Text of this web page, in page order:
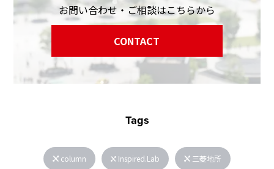
お問い合わせ・ご相談はこちらから
CONTACT
Tags
column Inspired.Lab 三菱地所